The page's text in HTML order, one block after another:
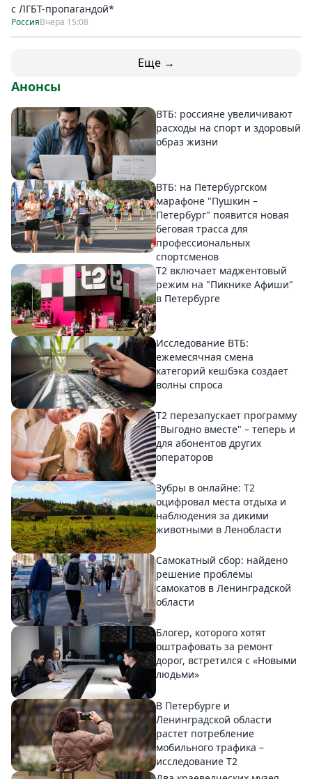
с ЛГБТ-пропагандой*
РоссияВчера 15:08
Еще →
Анонсы
ВТБ: россияне увеличивают
расходы на спорт и здоровый
образ жизни
ВТБ: на Петербургском
марафоне "Пушкин –
Петербург" появится новая
беговая трасса для
профессиональных
спортсменов
Т2 включает маджентовый
режим на "Пикнике Афиши"
в Петербурге
Исследование ВТБ:
ежемесячная смена
категорий кешбэка создает
волны спроса
Т2 перезапускает программу
"Выгодно вместе" – теперь и
для абонентов других
операторов
Зубры в онлайне: Т2
оцифровал места отдыха и
наблюдения за дикими
животными в Ленобласти
Самокатный сбор: найдено
решение проблемы
самокатов в Ленинградской
области
Блогер, которого хотят
оштрафовать за ремонт
дорог, встретился с «Новыми
людьми»
В Петербурге и
Ленинградской области
растет потребление
мобильного трафика –
исследование T2